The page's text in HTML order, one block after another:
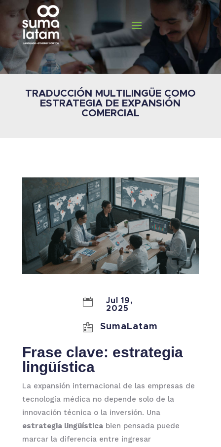
TRADUCCIÓN MULTILINGÜE COMO
ESTRATEGIA DE EXPANSIÓN
COMERCIAL

Jul 19,
2025
 SumaLatam
Frase clave: estrategia
lingüística
La expansión internacional de las empresas de
tecnología médica no depende solo de la
innovación técnica o la inversión. Una
estrategia lingüísticabien pensada puede
marcar la diferencia entre ingresar